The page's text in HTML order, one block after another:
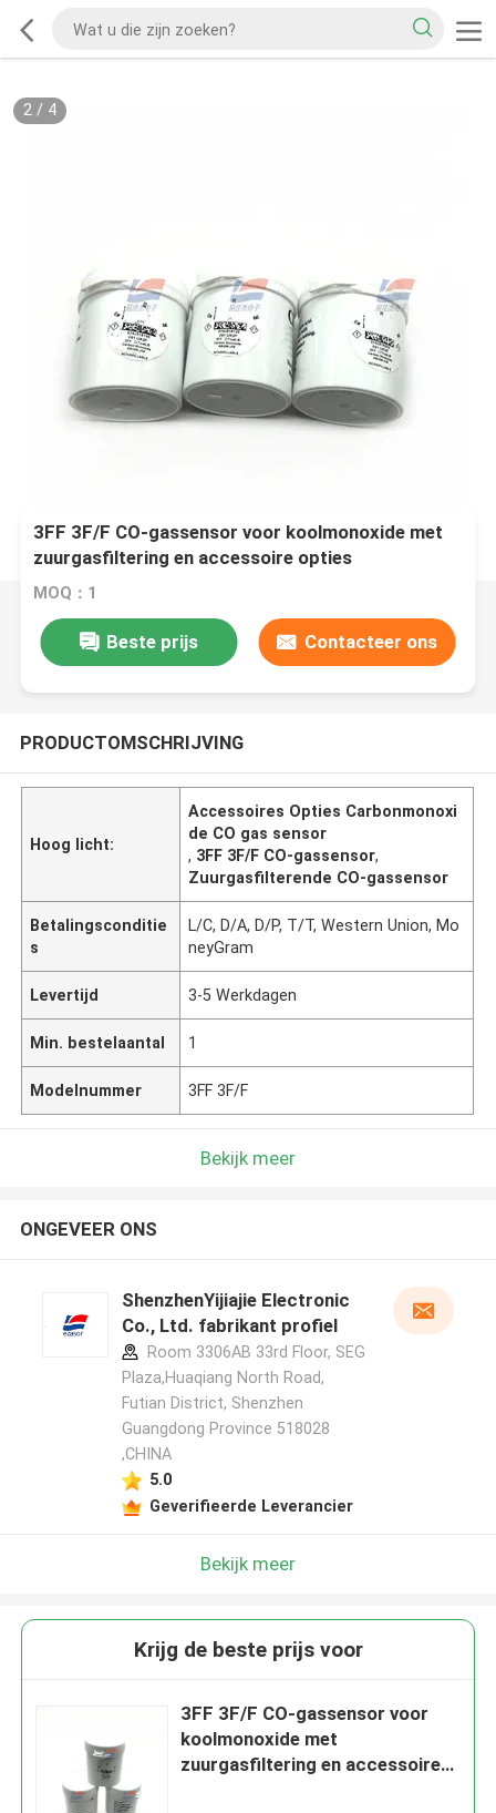
2/ 4
3FF 3F/F CO-gassensor voor koolmonoxide met
zuurgasfiltering en accessoire opties
MOQ：1
Beste prijs Contacteer ons
PRODUCTOMSCHRIJVING
Hoog licht:
Accessoires Opties Carbonmonoxi
de CO gas sensor
, 3FF 3F/F CO-gassensor,
Zuurgasfilterende CO-gassensor
Betalingsconditie
s
L/C, D/A, D/P, T/T, Western Union, Mo
neyGram
Levertijd 3-5 Werkdagen
Min. bestelaantal 1
Modelnummer 3FF 3F/F
Bekijk meer
ONGEVEER ONS
ShenzhenYijiajie Electronic
Co., Ltd. fabrikant profiel
Room 3306AB 33rd Floor, SEG
Plaza,Huaqiang North Road,
Futian District, Shenzhen
Guangdong Province 518028
,CHINA
5.0
Geverifieerde Leverancier
Bekijk meer
Krijg de beste prijs voor
3FF 3F/F CO-gassensor voor
koolmonoxide met
zuurgasfiltering en accessoire